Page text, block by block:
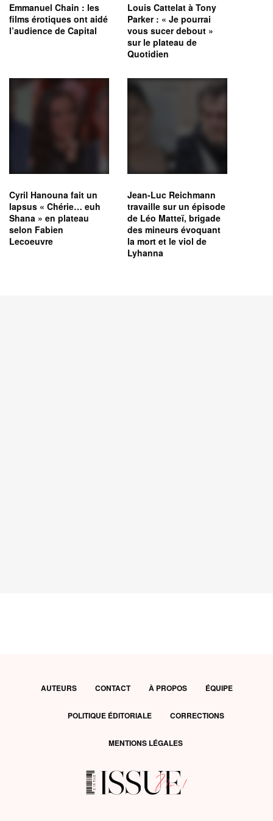
Emmanuel Chain : les
films érotiques ont aidé
l’audience de Capital
Louis Cattelat à Tony
Parker : « Je pourrai
vous sucer debout »
sur le plateau de
Quotidien
Cyril Hanouna fait un
lapsus « Chérie… euh
Shana » en plateau
selon Fabien
Lecoeuvre
Jean-Luc Reichmann
travaille sur un épisode
de Léo Matteï, brigade
des mineurs évoquant
la mort et le viol de
Lyhanna
AUTEURS CONTACT À PROPOS ÉQUIPE
POLITIQUE ÉDITORIALE CORRECTIONS
MENTIONS LÉGALES